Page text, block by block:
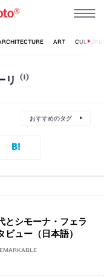
リ (1)
おすすめのタグ
とシモーナ・フェラ
ュー（日本語）